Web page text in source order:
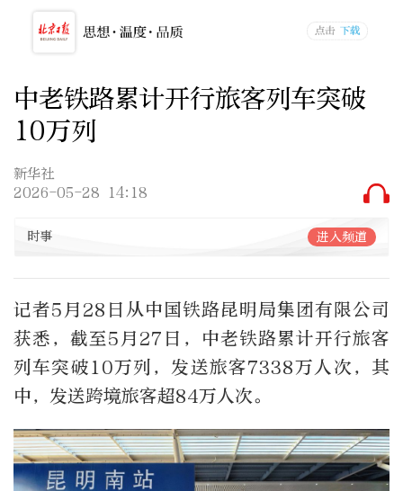
中老铁路累计开行旅客列车突破
10万列
新华社
2026-05-28 14:18
时事 进入频道
记者5月28日从中国铁路昆明局集团有限公司
获悉，截至5月27日，中老铁路累计开行旅客
列车突破10万列，发送旅客7338万人次，其
中，发送跨境旅客超84万人次。